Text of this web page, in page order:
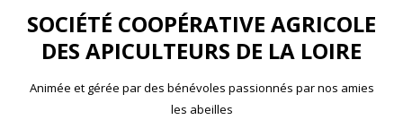
SOCIÉTÉ COOPÉRATIVE AGRICOLE
DES APICULTEURS DE LA LOIRE
Animée et gérée par des bénévoles passionnés par nos amies
les abeilles